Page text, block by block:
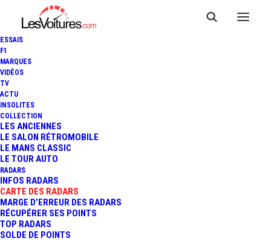
ESSAIS
F1
MARQUES
VIDÉOS
TV
ACTU
INSOLITES
COLLECTION
LES ANCIENNES
LE SALON RÉTROMOBILE
LE MANS CLASSIC
LE TOUR AUTO
RADARS
INFOS RADARS
CARTE DES RADARS
MARGE D’ERREUR DES RADARS
RÉCUPÉRER SES POINTS
TOP RADARS
SOLDE DE POINTS
Niveau MEYSSE